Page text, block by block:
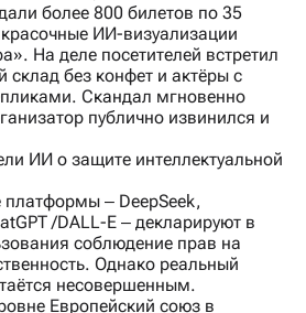
более 800 билетов по 35
ИИ-визуализации
На деле посетителей встретил
склад без конфет и актёры с
Скандал мгновенно
публично извинился и
ИИ о защите интеллектуальной
‒ DeepSeek,
/DALL-E ‒ декларируют в
соблюдение прав на
Однако реальный
несовершенным.
Европейский союз в